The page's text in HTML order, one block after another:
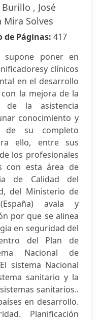
, José
Mira Solves
de Páginas: 417
poner en
clínicos
en el desarrollo
la mejora de la
de la asistencia
conocimiento y
su completo
ello, entre sus
los profesionales
con esta área de
de Calidad del
del Ministerio de
avala y
por que se alinea
en seguridad del
del Plan de
Nacional de
sistema Nacional
sanitario y la
sanitarios..
en desarrollo.
Planificación